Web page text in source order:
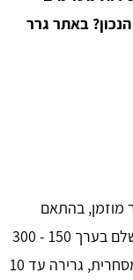
באתר גרר
מוזמן, בהתאם
, אתם אמורים לשלם בערך 150 - 300
₪ עבור גרירה עד 10 ק"מ, בהנחה כי מדובר על רכב פרייבט רגיל. אם מדובר על מסחרית, גרירה עד 10